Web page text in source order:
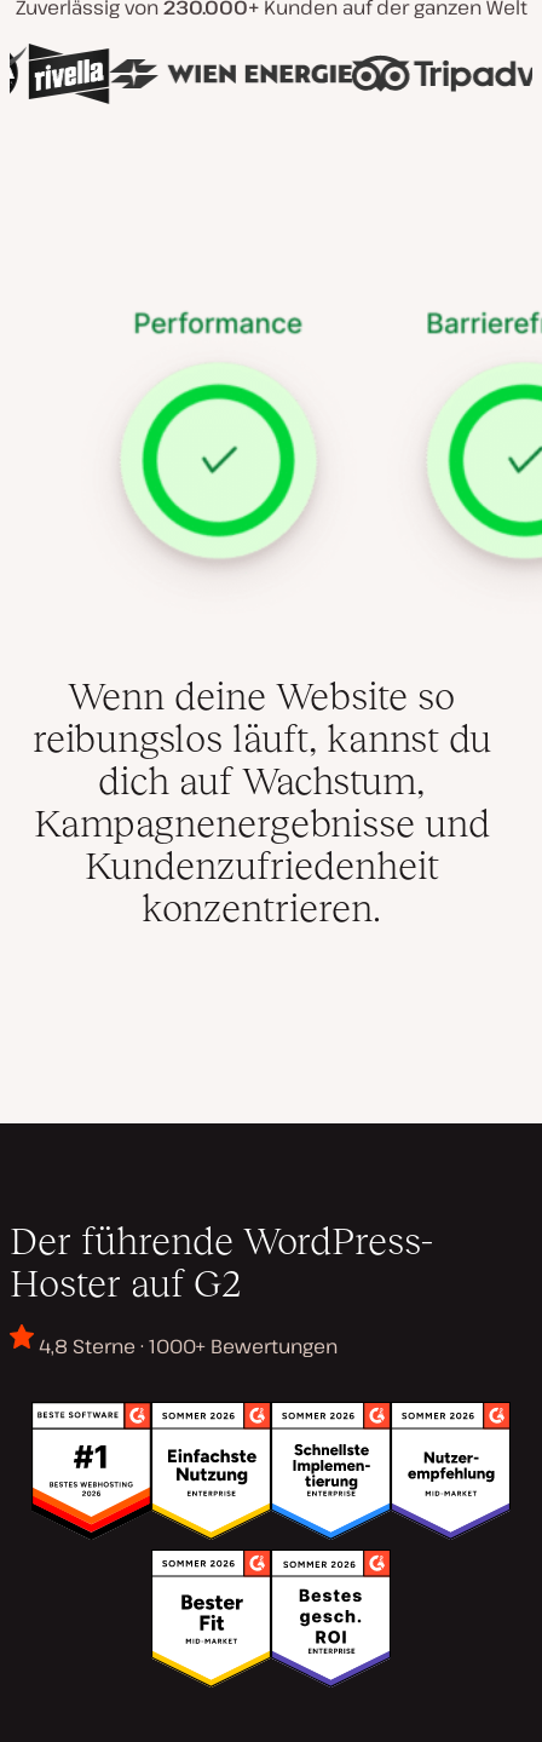
Zuverlässig von230.000+Kunden auf der ganzen Welt
Wenn deine Website so
reibungslos läuft, kannst du
dich auf Wachstum,
Kampagnenergebnisse und
Kundenzufriedenheit
konzentrieren.
Der führende WordPress-
Hoster auf G2
4,8 Sterne · 1000+ Bewertungen